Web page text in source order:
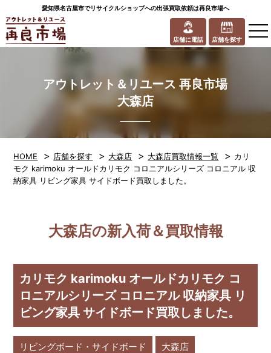
愛知県名古屋市でリサイクルショップへの出張買取依頼は再良市場へ
店舗に電話 店舗を探す
アウトレット＆リユース 再良市場
大森店
HOME > 店舗を探す > 大森店 > 大森店買取情報一覧 > カリ
モク karimoku オールドカリモク コロニアルシリーズ コロニアル 収
納家具 リビング家具 サイドボード買取しました。
大森店の新入荷＆買取情報
カリモク karimoku オールドカリモク コ
ロニアルシリーズ コロニアル 収納家具 リ
ビング家具 サイドボード買取しました。
リビングボード・サイドボード 大森店